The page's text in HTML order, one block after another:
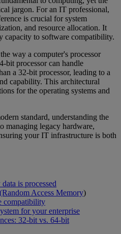
jargon. For an IT professional,
is crucial for system
and resource allocation. It
capacity to software compatibility.
way a computer's processor
bit processor can handle
a 32-bit processor, leading to a
capability. This architectural
for the operating systems and
standard, understanding the
managing legacy hardware,
your IT infrastructure is both
is processed
Access Memory)
compatibility
for your enterprise
32-bit vs. 64-bit